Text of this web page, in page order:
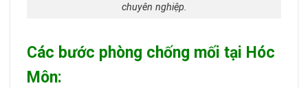
chuyên nghiệp.
Các bước phòng chống mối tại Hóc
Môn: